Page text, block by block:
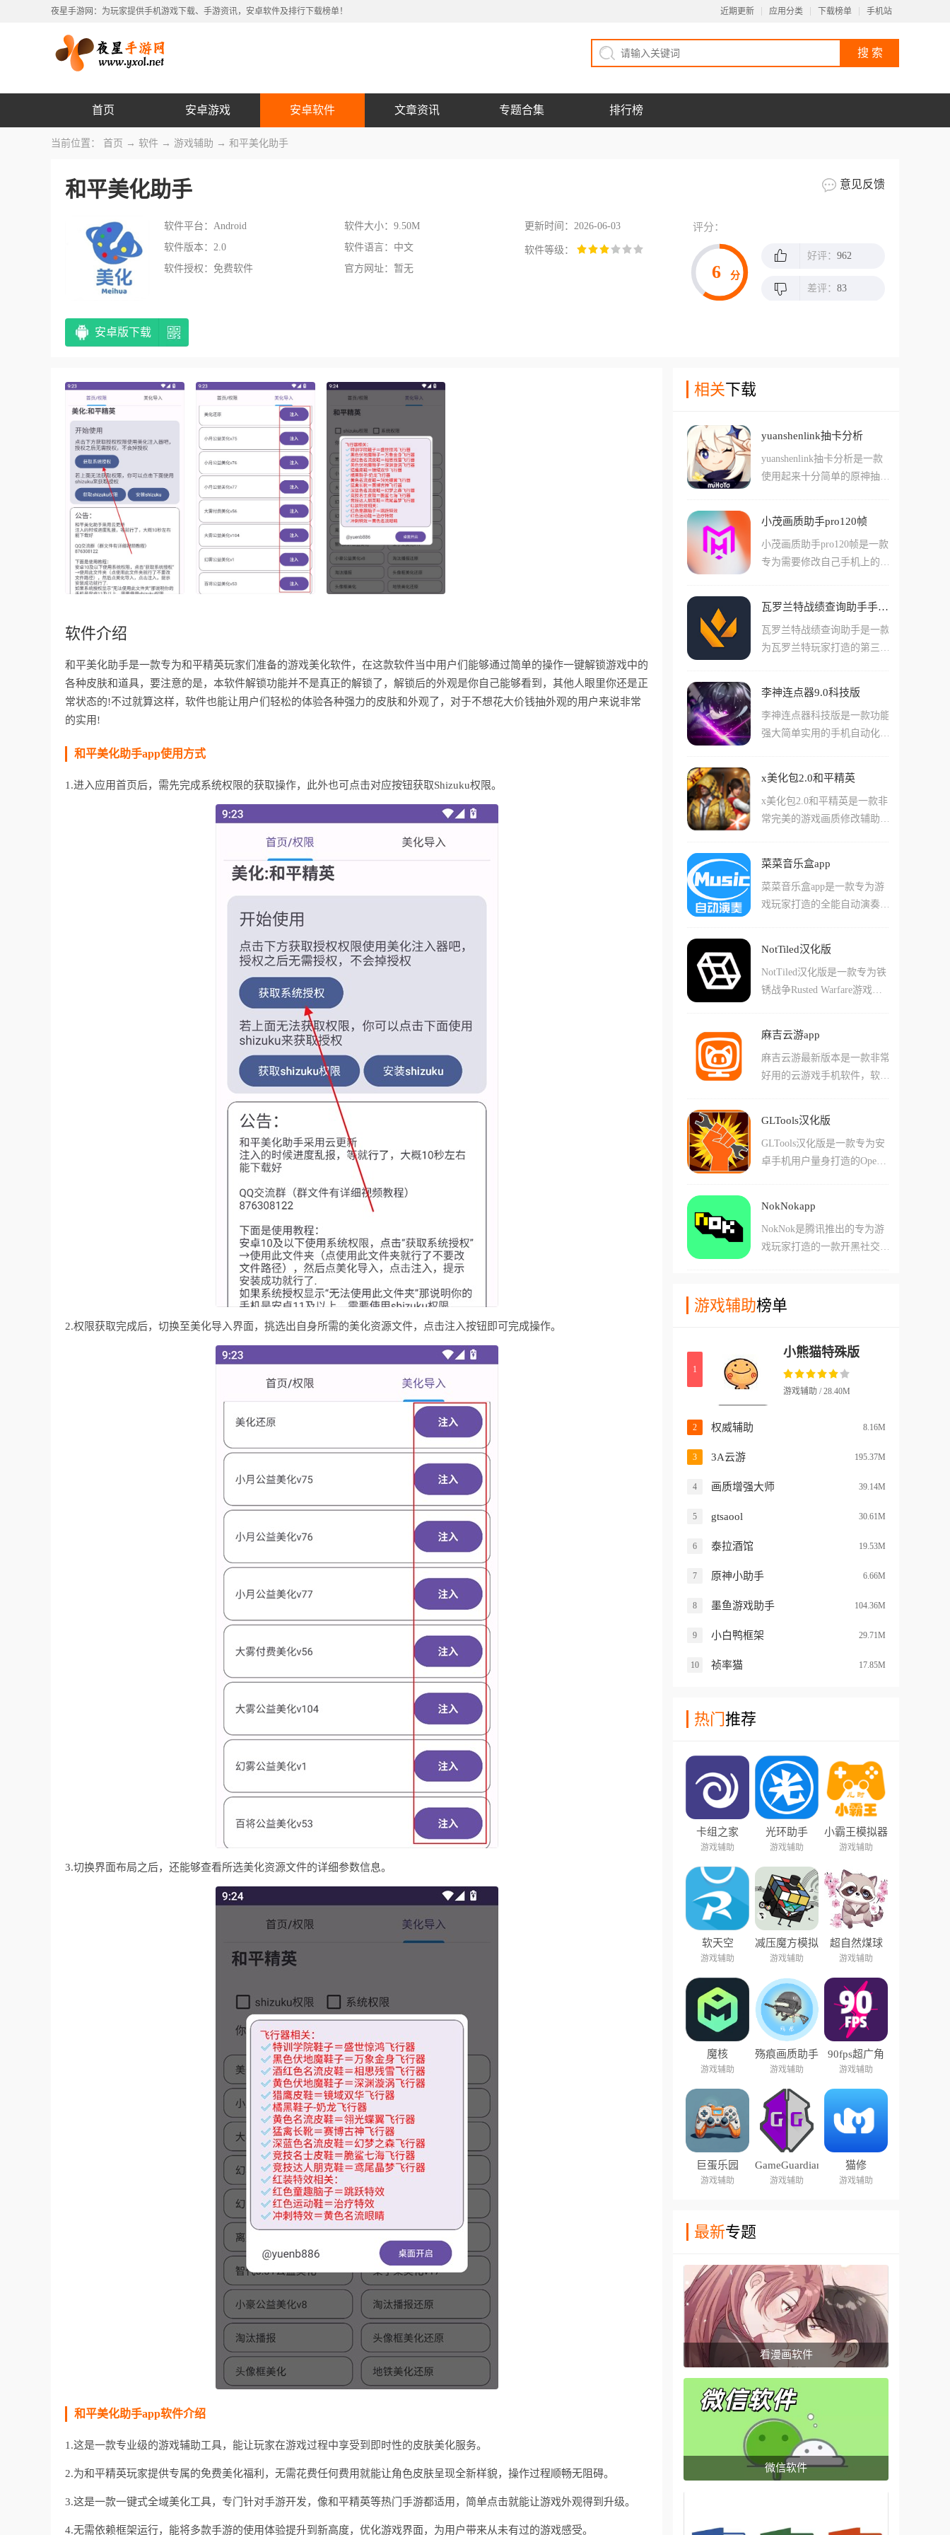
夜星手游网：为玩家提供手机游戏下载、手游资讯，安卓软件及排行下载榜单！ 近期更新 应用分类 下载榜单 手机站
首页 安卓游戏 安卓软件 文章资讯 专题合集 排行榜
当前位置： 首页 → 软件 → 游戏辅助 → 和平美化助手
和平美化助手 意见反馈
软件平台：Android 软件大小：9.50M
更新时间：2026-06-03
软件版本：2.0
软件语言：中文
软件等级：
软件授权：免费软件
官方网址：暂无
评分：
6 分
好评： 962
差评： 83
安卓版下载
软件介绍
和平美化助手是一款专为和平精英玩家们准备的游戏美化软件，在这款软件当中用户们能够通过简单的操作一键解锁游戏中的
各种皮肤和道具，要注意的是，本软件解锁功能并不是真正的解锁了，解锁后的外观是你自己能够看到，其他人眼里你还是正
常状态的!不过就算这样，软件也能让用户们轻松的体验各种强力的皮肤和外观了，对于不想花大价钱抽外观的用户来说非常
的实用!
和平美化助手app使用方式
1.进入应用首页后，需先完成系统权限的获取操作，此外也可点击对应按钮获取Shizuku权限。
2.权限获取完成后，切换至美化导入界面，挑选出自身所需的美化资源文件，点击注入按钮即可完成操作。
3.切换界面布局之后，还能够查看所选美化资源文件的详细参数信息。
和平美化助手app软件介绍
1.这是一款专业级的游戏辅助工具，能让玩家在游戏过程中享受到即时性的皮肤美化服务。
2.为和平精英玩家提供专属的免费美化福利，无需花费任何费用就能让角色皮肤呈现全新样貌，操作过程顺畅无阻碍。
3.这是一款一键式全域美化工具，专门针对手游开发，像和平精英等热门手游都适用，简单点击就能让游戏外观得到升级。
4.无需依赖框架运行，能将多款手游的使用体验提升到新高度，优化游戏界面，为用户带来从未有过的游戏感受。
相关下载
yuanshenlink抽卡分析
yuanshenlink抽卡分析是一款
使用起来十分简单的原神抽卡
己在原神中抽卡的详细记录情
况，这款软件会自动分析列出
您抽卡的情况并且做出预测。
期望预测等多种功能，让您在
生意外！软件还会列出一些其
他玩家抽卡的记录供玩家们观
小茂画质助手pro120帧
小茂画质助手pro120帧是一款
专为需要修改自己手机上的各
一键调节游戏中的许多画面选
项设置。其中包括游戏帧率的
增加，还有游戏中的各种细分
够通过这款app简单的进行调
们对手机亮度这些外在的硬件
设置做出设置，让您的游戏在
瓦罗兰特战绩查询助手手机版
瓦罗兰特战绩查询助手是一款
为瓦罗兰特玩家打造的第三方
对局的生死细节，不仅能看K
DA，连你的爆头率、武器偏
好、地图攻守胜率都能精准画
红温，还是想研究全球大神的
据告诉你答案。
李神连点器9.0科技版
李神连点器科技版是一款功能
强大简单实用的手机自动化脚
中去,这款软件不仅采用了简
洁清爽的操作界面而且更是汇
聚了一系列非常实用的功能，
的想法进行一系列设置操作，
双击、长按、直线滑动等一系
列效果，能够精准的模拟出一
x美化包2.0和平精英
x美化包2.0和平精英是一款非
常完美的游戏画质修改辅助工
修改工具您所玩游戏的画质进
行修改。在软件中还支持用户
们自动的生成各种不同类型的
用户进行截图等操作!当然，
载各种不同的游戏内图片来作
为截图图片保存，让您更加方
菜菜音乐盒app
菜菜音乐盒app是一款专为游
戏玩家打造的全能自动演奏辅
等多款热门游戏,玩家可以通
过它实现自动演奏、自定义编
谱等功能。这款应用内置海量
流行、轻音乐、欧美等多种类
下导入MIDI/SkyStudio/自定义
脚本等,帮助玩家自动完成游
巧不占内存,支持屏幕单点点
戏乐器秒变节奏大师。除此之
卡分析、自动对话、自动点击
器等实用功能,大部分功能完
全免费使用。
NotTiled汉化版
NotTiled汉化版是一款专为铁
锈战争Rusted Warfare游戏设
费且开源的工具。支持多种地
图文件格式，主要用于创建和
编辑.tmx地图文件，可将地图
式。提供丰富的自定义功能包
地块信息，以及创建像素图像
动画和音乐等多种功能。适用
面RPG地图设计、平台游戏或
麻吉云游app
麻吉云游最新版本是一款非常
好用的云游戏手机软件，软件
打造，使用这款软件用户可以
直接游玩各种3A大作，不管
是手游还是端游，软件中的游
游戏都进行了分类，还加入了
智能搜索系统，方便用户更加
GLTools汉化版
GLTools汉化版是一款专为安
卓手机用户量身打造的OpenG
驱动级画质修改器，有效解决
了闪退、卡顿、画质渣、机型
不兼容的问题。这款应用不仅
拟、处理器及特效优化等，机
Android神器Chainfire3D的新
继任者，能够修改手机和平板
的GPU信息，让用户去玩一些
某种处理器的专属游戏及画面
特效，帮助大家可以快速通关
NokNokapp
NokNok是腾讯推出的专为游
戏玩家打造的一款开黑社交平
能,是游戏爱好者必备的社区
S/PS绑定等功能,让玩家可以
与好友交流游戏心得,获取最
新游戏资讯和攻略。软件内置
多元化群组,支持文字、语
音、视频、图文等多种方式与
特的像素风格UI设计。NokNo
平台都能与好友随时交流,还
提供官方资讯、攻略、活动福
游戏辅助榜单
1
小熊猫特殊版
游戏辅助 / 28.40M
2 权威辅助 8.16M
3 3A云游 195.37M
4 画质增强大师 39.14M
5 gtsaool 30.61M
6 泰拉酒馆 19.53M
7 原神小助手 6.66M
8 墨鱼游戏助手 104.36M
9 小白鸭框架 29.71M
10 祯率猫 17.85M
热门推荐
卡组之家
游戏辅助
光环助手
游戏辅助
小霸王模拟器
游戏辅助
软天空
游戏辅助
减压魔方模拟
器盒子
游戏辅助
超自然煤球
游戏辅助
魔核
游戏辅助
殇痕画质助手
游戏辅助
90fps超广角
游戏辅助
巨蛋乐园
游戏辅助
GameGuardian
游戏辅助
猫修
游戏辅助
最新专题
看漫画软件
微信软件